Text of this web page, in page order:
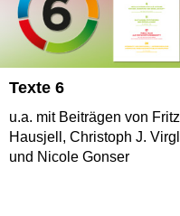
Texte 6
u.a. mit Beiträgen von Fritz
Hausjell, Christoph J. Virgl
und Nicole Gonser